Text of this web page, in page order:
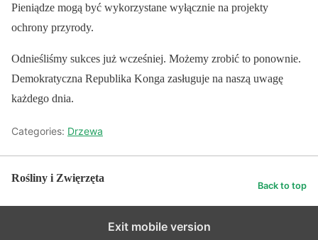
Pieniądze mogą być wykorzystane wyłącznie na projekty
ochrony przyrody.
Odnieśliśmy sukces już wcześniej. Możemy zrobić to ponownie.
Demokratyczna Republika Konga zasługuje na naszą uwagę
każdego dnia.
Categories: Drzewa
Rośliny i Zwięrzęta
Back to top
Exit mobile version